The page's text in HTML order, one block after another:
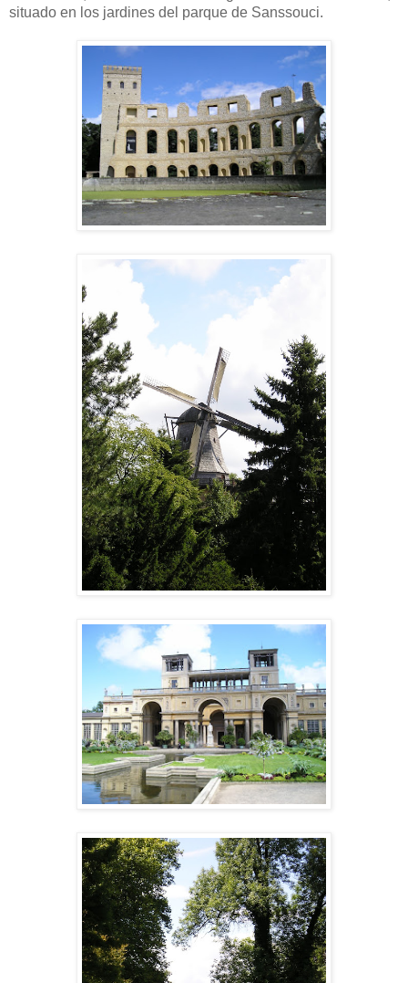
situado en los jardines del parque de Sanssouci.